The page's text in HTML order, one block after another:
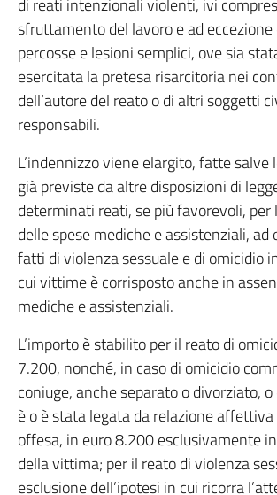
di reati intenzionali violenti, ivi
sfruttamento del lavoro e ad eccezione
percosse e lesioni semplici, ove sia
esercitata la pretesa risarcitoria nei
dell’autore del reato o di altri soggetti
responsabili.
L’indennizzo viene elargito, fatte salve
già previste da altre disposizioni di
determinati reati, se più favorevoli, per
delle spese mediche e assistenziali, ad
fatti di violenza sessuale e di omicidio
cui vittime è corrisposto anche in
mediche e assistenziali.
L’importo è stabilito per il reato di
7.200, nonché, in caso di omicidio
coniuge, anche separato o divorziato,
è o è stata legata da relazione
offesa, in euro 8.200 esclusivamente
della vittima; per il reato di violenza
esclusione dell’ipotesi in cui ricorra